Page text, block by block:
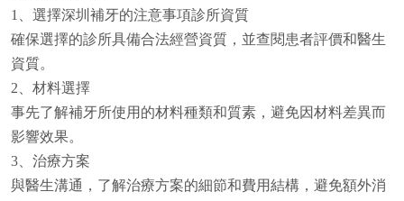
1、選擇深圳補牙的注意事項診所資質
確保選擇的診所具備合法經營資質，並查閱患者評價和醫生
資質。
2、 材料選擇
事先了解補牙所使用的材料種類和質素，避免因材料差異而
影響效果。
3、治療方案
與醫生溝通，了解治療方案的細節和費用結構，避免額外消